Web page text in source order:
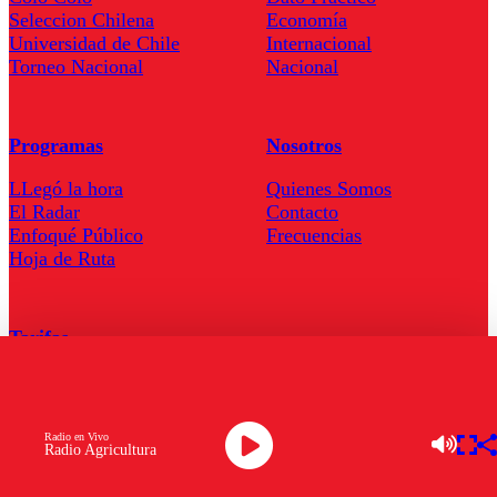
Radio Agricultura
Radio en Vivo
Seleccion Chilena
Universidad de Chile
Torneo Nacional
Economía
Internacional
Nacional
Programas
LLegó la hora
El Radar
Enfoqué Público
Hoja de Ruta
Nosotros
Quienes Somos
Contacto
Frecuencias
Tarifas